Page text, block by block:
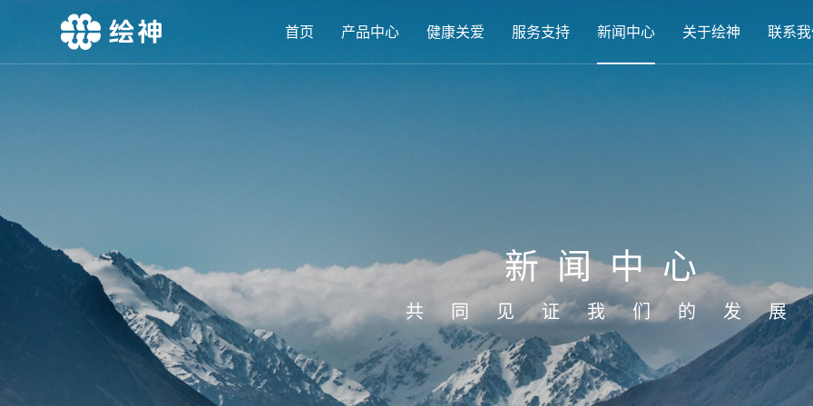
首页 产品中心 健康关爱 服务支持 新闻中心 关于绘神 联系
新闻中心
共同见证我们的发展